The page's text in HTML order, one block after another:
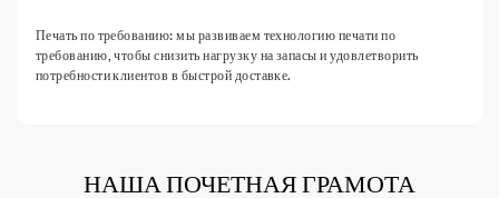
Печать по требованию: мы развиваем технологию печати по
требованию, чтобы снизить нагрузку на запасы и удовлетворить
потребности клиентов в быстрой доставке.
НАША ПОЧЕТНАЯ ГРАМОТА